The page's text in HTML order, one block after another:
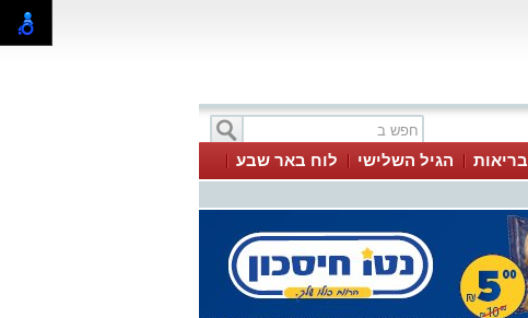
בריאות הגיל השלישי
לוח באר שבע